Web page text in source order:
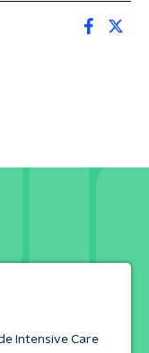
Intensive Care